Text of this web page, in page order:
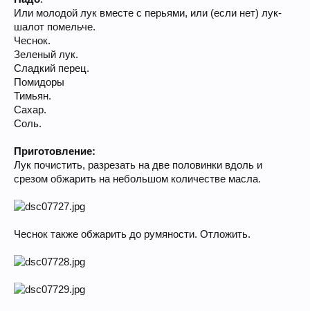
Или молодой лук вместе с перьями, или (если нет) лук-
шалот помельче.
Чеснок.
Зеленый лук.
Сладкий перец.
Помидоры
Тимьян.
Сахар.
Соль.
Приготовление:
Лук почистить, разрезать на две половинки вдоль и
срезом обжарить на небольшом количестве масла.
Чеснок также обжарить до румяности. Отложить.